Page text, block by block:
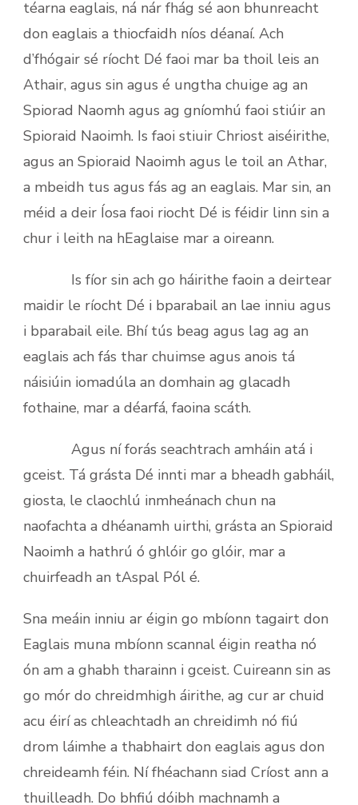
téarna eaglais, ná nár fhág sé aon bhunreacht
don eaglais a thiocfaidh níos déanaí. Ach
d’fhógair sé ríocht Dé faoi mar ba thoil leis an
Athair, agus sin agus é ungtha chuige ag an
Spiorad Naomh agus ag gníomhú faoi stiúir an
Spioraid Naoimh. Is faoi stiuir Chriost aiséirithe,
agus an Spioraid Naoimh agus le toil an Athar,
a mbeidh tus agus fás ag an eaglais. Mar sin, an
méid a deir Íosa faoi riocht Dé is féidir linn sin a
chur i leith na hEaglaise mar a oireann.
Is fíor sin ach go háirithe faoin a deirtear
maidir le ríocht Dé i bparabail an lae inniu agus
i bparabail eile. Bhí tús beag agus lag ag an
eaglais ach fás thar chuimse agus anois tá
náisiúin iomadúla an domhain ag glacadh
fothaine, mar a déarfá, faoina scáth.
Agus ní forás seachtrach amháin atá i
gceist. Tá grásta Dé innti mar a bheadh gabháil,
giosta, le claochlú inmheánach chun na
naofachta a dhéanamh uirthi, grásta an Spioraid
Naoimh a hathrú ó ghlóir go glóir, mar a
chuirfeadh an tAspal Pól é.
Sna meáin inniu ar éigin go mbíonn tagairt don
Eaglais muna mbíonn scannal éigin reatha nó
ón am a ghabh tharainn i gceist. Cuireann sin as
go mór do chreidmhigh áirithe, ag cur ar chuid
acu éirí as chleachtadh an chreidimh nó fiú
drom láimhe a thabhairt don eaglais agus don
chreideamh féin. Ní fhéachann siad Críost ann a
thuilleadh. Do bhfiú dóibh machnamh a